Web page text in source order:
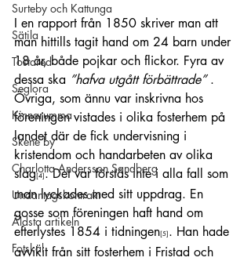
Surteby och Kattunga
Sätila
Tostared
Seglora
Kinnarumma
Skene by
Charlotta Andersson Sandberg
Undantagskontrakt
Äldsta artikeln
Fotskäl
I en rapport från 1850 skriver man att
man hittills tagit hand om 24 barn under
18 år, både pojkar och flickor. Fyra av
dessa ska ”hafva utgått förbättrade” .
Övriga, som ännu var inskrivna hos
föreningen vistades i olika fosterhem på
landet där de fick undervisning i
kristendom och handarbeten av olika
slag[4]. Det var förstås inte i alla fall som
man lyckades med sitt uppdrag. En
gosse som föreningen haft hand om
efterlystes 1854 i tidningen[5] . Han hade
avvikit från sitt fosterhem i Fristad och